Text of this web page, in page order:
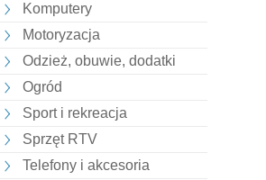
Komputery
Motoryzacja
Odzież, obuwie, dodatki
Ogród
Sport i rekreacja
Sprzęt RTV
Telefony i akcesoria